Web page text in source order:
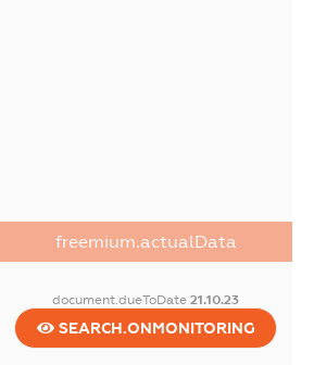
freemium.actualData
document.dueToDate21.10.23
SEARCH.ONMONITORING